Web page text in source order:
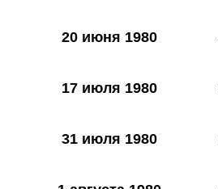
20 июня 1980
17 июля 1980
31 июля 1980